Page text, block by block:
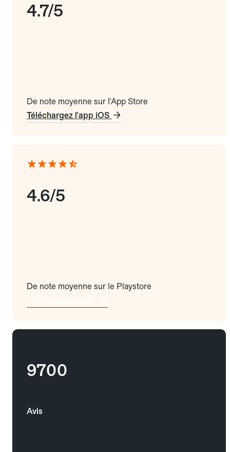
4.7/5
De note moyenne sur l'App Store
Téléchargez l'app iOS
4.6/5
De note moyenne sur le Playstore
9700
Avis